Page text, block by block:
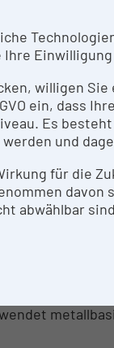
Analyte Excite
räumliche
um
die
von
willigen
ein, dass
Es
und
für die
abwählbar